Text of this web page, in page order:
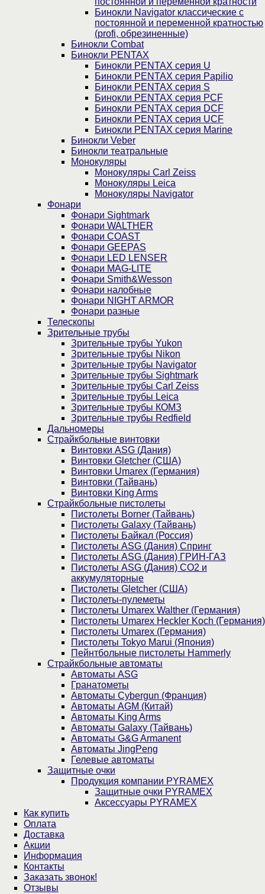
Бинокли Navigator классические с
постоянной и переменной кратностью
(profi, обрезиненные)
Бинокли Combat
Бинокли PENTAX
Бинокли PENTAX серия U
Бинокли PENTAX серия Papilio
Бинокли PENTAX серия S
Бинокли PENTAX серия PCF
Бинокли PENTAX серия DCF
Бинокли PENTAX серия UCF
Бинокли PENTAX серия Marine
Бинокли Veber
Бинокли театральные
Монокуляры
Монокуляры Carl Zeiss
Монокуляры Leica
Монокуляры Navigator
Фонари
Фонари Sightmark
Фонари WALTHER
Фонари COAST
Фонари GEEPAS
Фонари LED LENSER
Фонари MAG-LITE
Фонари Smith&Wesson
Фонари налобные
Фонари NIGHT ARMOR
Фонари разные
Телескопы
Зрительные трубы
Зрительные трубы Yukon
Зрительные трубы Nikon
Зрительные трубы Navigator
Зрительные трубы Sightmark
Зрительные трубы Carl Zeiss
Зрительные трубы Leica
Зрительные трубы КОМЗ
Зрительные трубы Redfield
Дальномеры
Страйкбольные винтовки
Винтовки ASG (Дания)
Винтовки Gletcher (США)
Винтовки Umarex (Германия)
Винтовки (Тайвань)
Винтовки King Arms
Страйкбольные пистолеты
Пистолеты Borner (Тайвань)
Пистолеты Galaxy (Тайвань)
Пистолеты Байкал (Россия)
Пистолеты ASG (Дания) Спринг
Пистолеты ASG (Дания) ГРИН-ГАЗ
Пистолеты ASG (Дания) CO2 и
аккумуляторные
Пистолеты Gletcher (США)
Пистолеты-пулеметы
Пистолеты Umarex Walther (Германия)
Пистолеты Umarex Heckler Koch (Германия)
Пистолеты Umarex (Германия)
Пистолеты Tokyo Marui (Япония)
Пейнтбольные пистолеты Hammerly
Страйкбольные автоматы
Автоматы ASG
Гранатометы
Автоматы Cybergun (Франция)
Автоматы AGM (Китай)
Автоматы King Arms
Автоматы Galaxy (Тайвань)
Автоматы G&G Armanent
Автоматы JingPeng
Гелевые автоматы
Защитные очки
Продукция компании PYRAMEX
Защитные очки PYRAMEX
Аксессуары PYRAMEX
Как купить
Оплата
Доставка
Акции
Информация
Контакты
Заказать звонок!
Отзывы